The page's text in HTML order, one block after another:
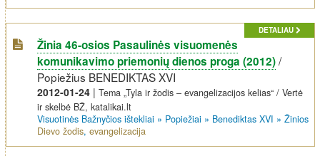
DETALIAU
Žinia 46-osios Pasaulinės visuomenės
komunikavimo priemonių dienos proga (2012)/
Popiežius BENEDIKTAS XVI
2012-01-24 |Tema „Tyla ir žodis – evangelizacijos kelias“ / Vertė
ir skelbė BŽ, katalikai.lt
Visuotinės Bažnyčios ištekliai » Popiežiai » Benediktas XVI »Žinios
Dievo žodis,evangelizacija